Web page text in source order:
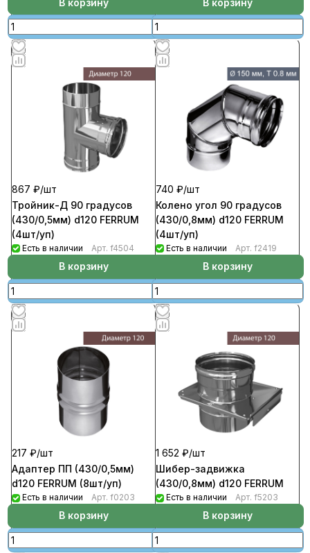
867 ₽/шт
Тройник-Д 90 градусов
(430/0,5мм) d120 FERRUM
(4шт/уп)
Есть в наличии Арт. f4504
В корзину
740 ₽/шт
Колено угол 90 градусов
(430/0,8мм) d120 FERRUM
(4шт/уп)
Есть в наличии Арт. f2419
В корзину
217 ₽/шт
Адаптер ПП (430/0,5мм)
d120 FERRUM (8шт/уп)
Есть в наличии Арт. f0203
В корзину
1 652 ₽/шт
Шибер-задвижка
(430/0,8мм) d120 FERRUM
Есть в наличии Арт. f5203
В корзину